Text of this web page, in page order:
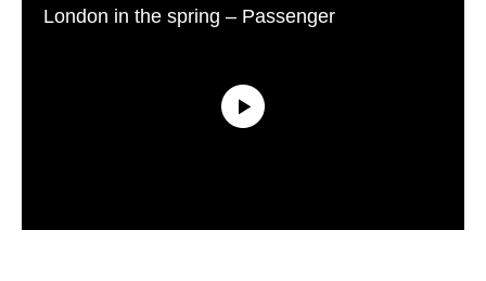
London in the spring – Passenger